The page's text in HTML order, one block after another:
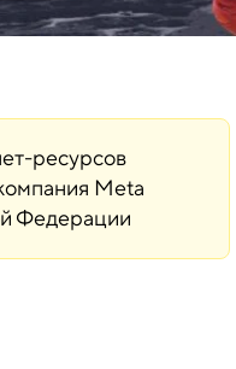
ресурсов
Meta
Федерации